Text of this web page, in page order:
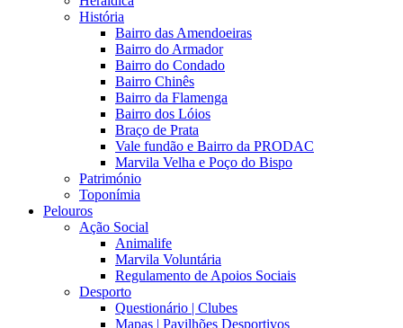
História
Bairro das Amendoeiras
Bairro do Armador
Bairro do Condado
Bairro Chinês
Bairro da Flamenga
Bairro dos Lóios
Braço de Prata
Vale fundão e Bairro da PRODAC
Marvila Velha e Poço do Bispo
Património
Toponímia
Pelouros
Ação Social
Animalife
Marvila Voluntária
Regulamento de Apoios Sociais
Desporto
Questionário | Clubes
Mapas | Pavilhões Desportivos